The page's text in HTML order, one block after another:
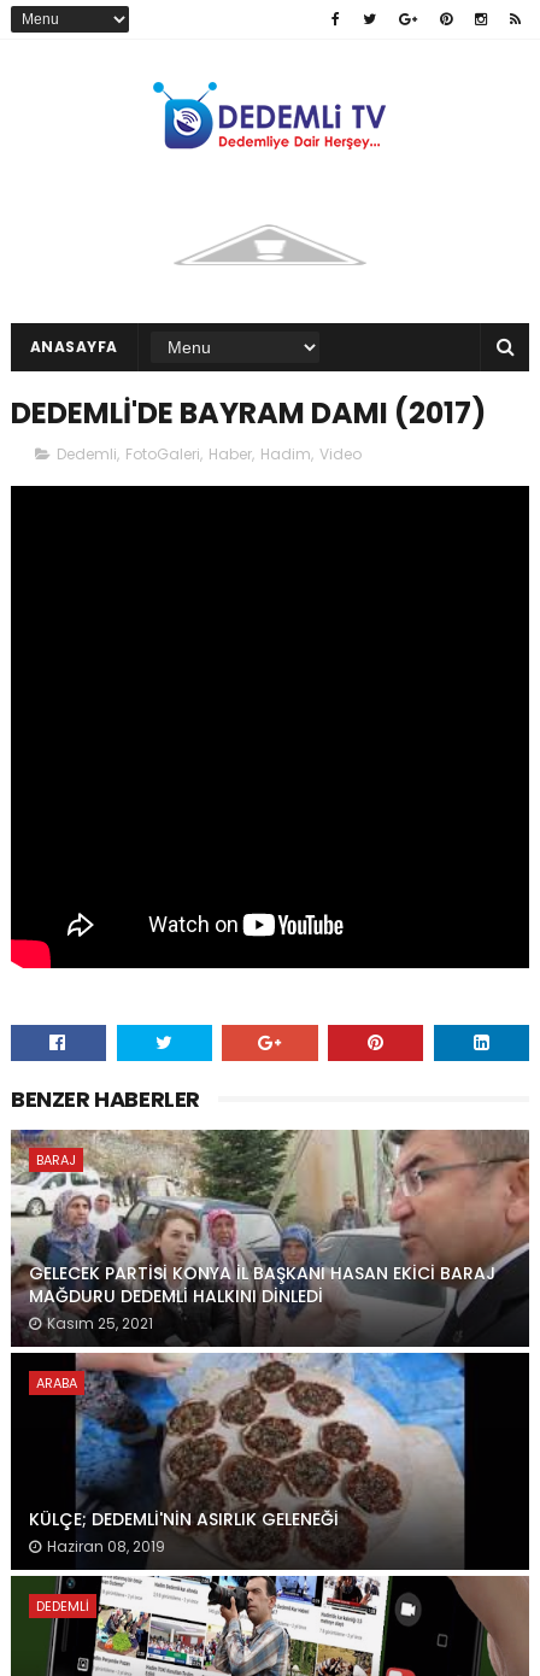
ANASAYFA
DEDEMLİ'DE BAYRAM DAMI (2017)
Dedemli, FotoGaleri, Haber, Hadim, Video
BENZER HABERLER
BARAJ
GELECEK PARTİSİ KONYA İL BAŞKANI HASAN EKİCİ BARAJ
MAĞDURU DEDEMLİ HALKINI DİNLEDİ
Kasım 25, 2021
ARABA
KÜLÇE; DEDEMLİ'NİN ASIRLIK GELENEĞİ
Haziran 08, 2019
DEDEMLI